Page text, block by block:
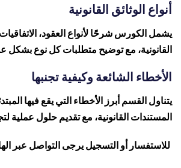
أنواع الوثائق القانونية
يشمل الكورس شرحًا لأنواع العقود،
القانونية، مع توضيح متطلبات كل نوع بشكل
الأخطاء الشائعة وكيفية تجنبها
يتناول القسم أبرز الأخطاء التي يقع فيها
المستندات القانونية، مع تقديم حلول عملية
للاستفسار أو التسجيل يرجى التواصل عبر